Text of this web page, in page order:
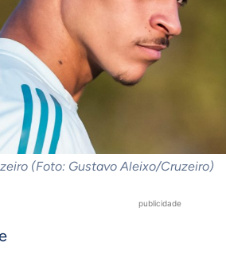
(Foto: Gustavo Aleixo/Cruzeiro)
publicidade